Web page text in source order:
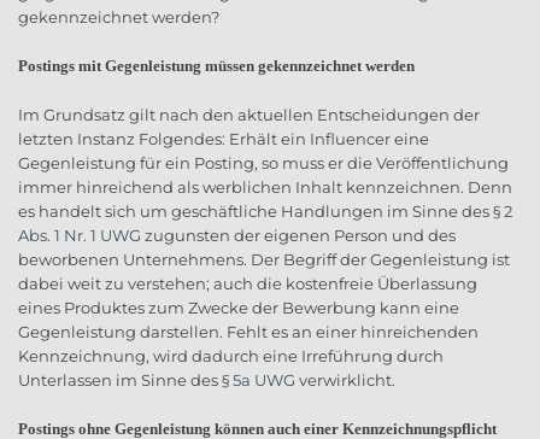
gekennzeichnet werden?
Postings mit Gegenleistung müssen gekennzeichnet werden
Im Grundsatz gilt nach den aktuellen Entscheidungen der
letzten Instanz Folgendes: Erhält ein Influencer eine
Gegenleistung für ein Posting, so muss er die Veröffentlichung
immer hinreichend als werblichen Inhalt kennzeichnen. Denn
es handelt sich um geschäftliche Handlungen im Sinne des§ 2
Abs. 1 Nr. 1 UWG zugunsten der eigenen Person und des
beworbenen Unternehmens. Der Begriff der Gegenleistung ist
dabei weit zu verstehen; auch die kostenfreie Überlassung
eines Produktes zum Zwecke der Bewerbung kann eine
Gegenleistung darstellen. Fehlt es an einer hinreichenden
Kennzeichnung, wird dadurch eine Irreführung durch
Unterlassen im Sinne des§ 5a UWG verwirklicht.
Postings ohne Gegenleistung können auch einer Kennzeichnungspflicht